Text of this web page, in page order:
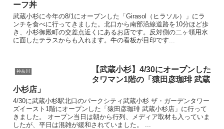
ーフ丼
武蔵小杉に今年の8/1にオープンした「Girasol（ヒラソル）」にラ
ンチを食べに行ってきました。北口から南部沿線道路を10分ほど歩
き、小杉御殿町の交差点近くにあるお店です。反対側の二ヶ領用水
に面したテラスからも入れます。牛の看板が目印です...
神奈川
【武蔵小杉】4/30にオープンした
タワマン1階の「猿田彦珈琲 武蔵
小杉店」
4/30に武蔵小杉駅北口のパークシティ武蔵小杉 ザ・ガーデンタワー
ズイースト1階にオープンした「猿田彦珈琲 武蔵小杉店」に行って
きました。 オープン当日は朝から行列、メディア取材も入っていま
したが、平日は混雑が緩和されていました。 ...